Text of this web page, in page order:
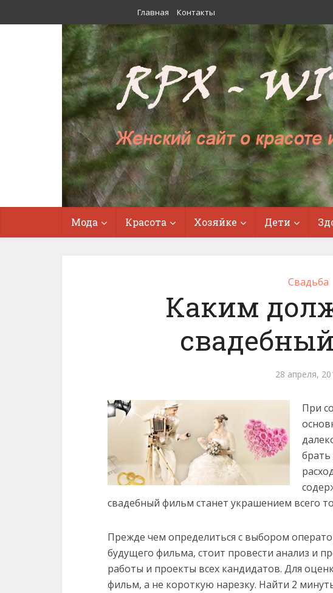
Главная Контакты
Мода Красота Хозяйке Дети
Свадьба
Каким
28 апреля,
При
свадебный фильм станет украшением всего
Прежде чем определиться с выбором
будущего фильма, стоит провести анализ и
работы и проекты всех кандидатов. Для
фильм, а не короткую нарезку. Найти 2